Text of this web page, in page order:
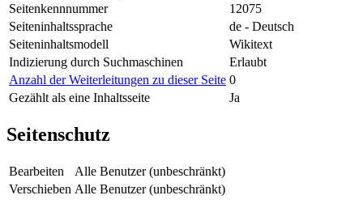
Seitenkennnummer
12075
Seiteninhaltssprache
de - Deutsch
Seiteninhaltsmodell
Wikitext
Indizierung durch Suchmaschinen
Erlaubt
Anzahl der Weiterleitungen zu dieser Seite 0
Gezählt als eine Inhaltsseite
Ja
Seitenschutz
Bearbeiten
Alle Benutzer (unbeschränkt)
Verschieben Alle Benutzer (unbeschränkt)